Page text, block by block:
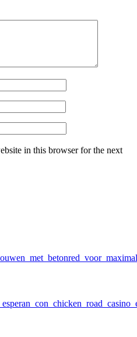
in this browser for the next